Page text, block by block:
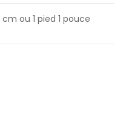
cm ou 1 pied 1 pouce